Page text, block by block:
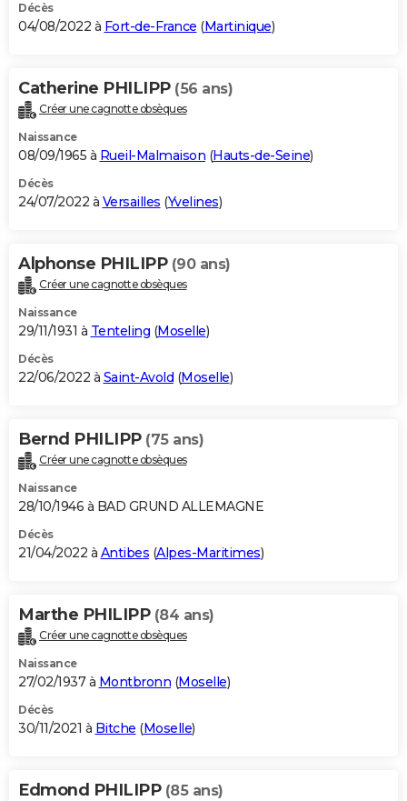
Décès
04/08/2022 à Fort-de-France (Martinique)
Catherine PHILIPP (56 ans)
Créer une cagnotte obsèques
Naissance
08/09/1965 à Rueil-Malmaison (Hauts-de-Seine)
Décès
24/07/2022 à Versailles (Yvelines)
Alphonse PHILIPP (90 ans)
Créer une cagnotte obsèques
Naissance
29/11/1931 à Tenteling (Moselle)
Décès
22/06/2022 à Saint-Avold (Moselle)
Bernd PHILIPP (75 ans)
Créer une cagnotte obsèques
Naissance
28/10/1946 à BAD GRUND ALLEMAGNE
Décès
21/04/2022 à Antibes (Alpes-Maritimes)
Marthe PHILIPP (84 ans)
Créer une cagnotte obsèques
Naissance
27/02/1937 à Montbronn (Moselle)
Décès
30/11/2021 à Bitche (Moselle)
Edmond PHILIPP (85 ans)